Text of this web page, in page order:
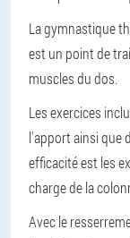
La gymnastique
est un point de
muscles du dos.
Les exercices
l'apport ainsi que
efficacité est les
charge de la
Avec le